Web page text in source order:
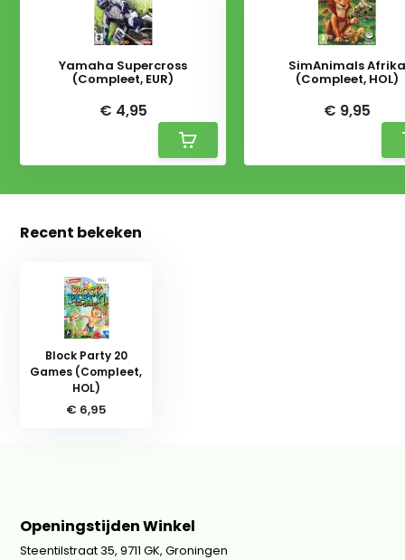
Yamaha Supercross
(Compleet, EUR)
€ 4,95
SimAnimals Afrika
(Compleet, HOL)
€ 9,95
Recent bekeken
Block Party 20
Games (Compleet,
HOL)
€ 6,95
Openingstijden Winkel
Steentilstraat 35, 9711 GK, Groningen